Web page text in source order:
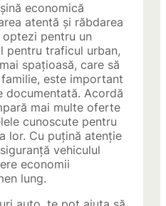
economică
atentă și răbdarea
optezi pentru un
pentru traficul urban,
spațioasă, care să
este important
documentată. Acordă
mai multe oferte
cunoscute pentru
lor. Cu puțină atenție
vehiculul
economii
lung.